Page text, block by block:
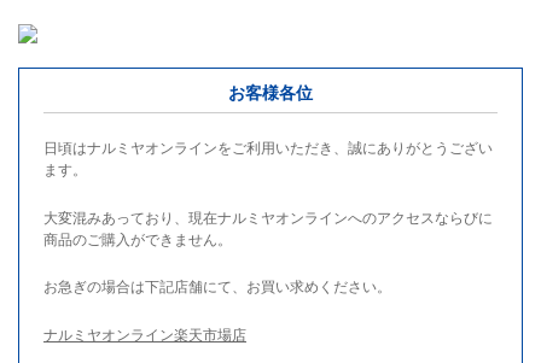
お客様各位
日頃はナルミヤオンラインをご利用いただき、誠にありがとうござい
ます。
大変混みあっており、現在ナルミヤオンラインへのアクセスならびに
商品のご購入ができません。
お急ぎの場合は下記店舗にて、お買い求めください。
ナルミヤオンライン楽天市場店